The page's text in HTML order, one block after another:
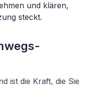
und klären,
steckt.
ist die Kraft, die Sie